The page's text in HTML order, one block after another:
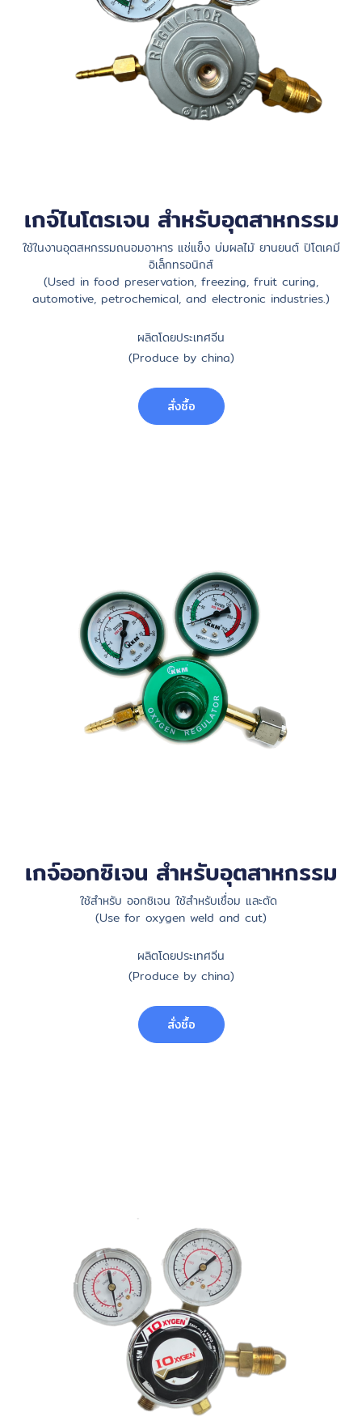
เกจ์ไนโตรเจน สำหรับอุตสาหกรรม
ใช้ในงานอุตสหกรรมถนอมอาหาร แช่แข็ง บ่มผลไม้ ยานยนต์ ปิโตเคมี
อิเล็กทรอนิกส์
(Used in food preservation, freezing, fruit curing,
automotive, petrochemical, and electronic industries.)
ผลิตโดยประเทศจีน
(Produce by china)
สั่งซื้อ
เกจ์ออกซิเจน สำหรับอุตสาหกรรม
ใช้สำหรับ ออกซิเจน ใช้สำหรับเชื่อม และตัด
(Use for oxygen weld and cut)
ผลิตโดยประเทศจีน
(Produce by china)
สั่งซื้อ